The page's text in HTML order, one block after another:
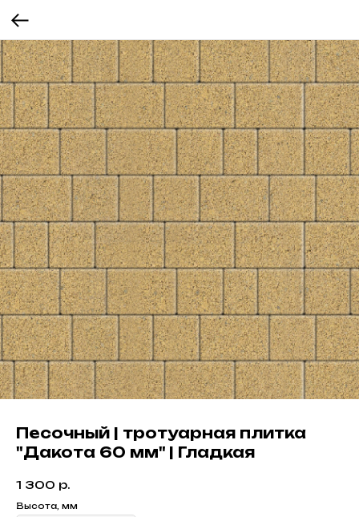
Песочный | тротуарная плитка
"Дакота 60 мм" | Гладкая
1 300 р.
Высота, мм